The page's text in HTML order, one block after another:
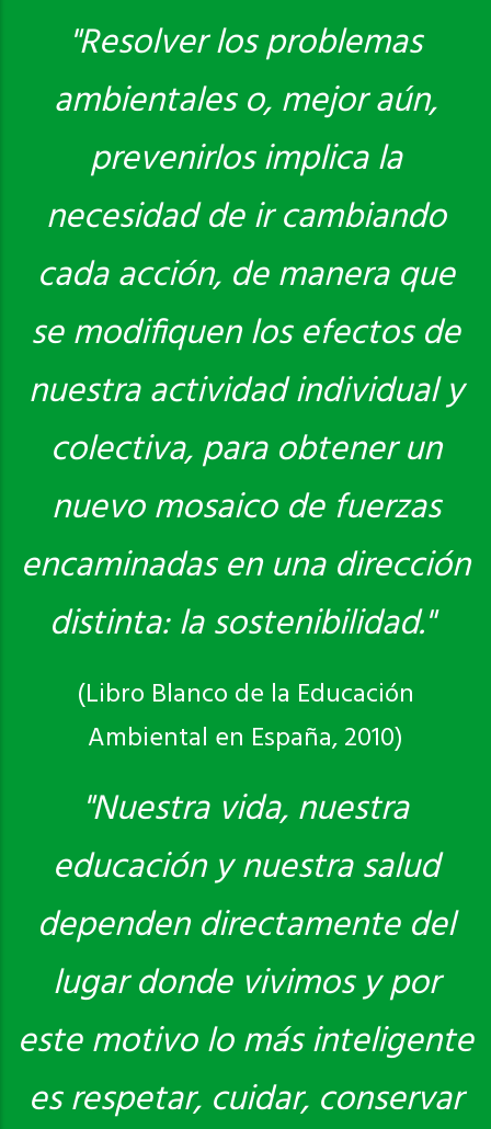
Saber más
"Resolver los problemas
ambientales o, mejor aún,
prevenirlos implica la
necesidad de ir cambiando
cada acción, de manera que
se modifiquen los efectos de
nuestra actividad individual y
colectiva, para obtener un
nuevo mosaico de fuerzas
encaminadas en una dirección
distinta: la sostenibilidad."
(Libro Blanco de la Educación
Ambiental en España, 2010)
"Nuestra vida, nuestra
educación y nuestra salud
dependen directamente del
lugar donde vivimos y por
este motivo lo más inteligente
es respetar, cuidar, conservar